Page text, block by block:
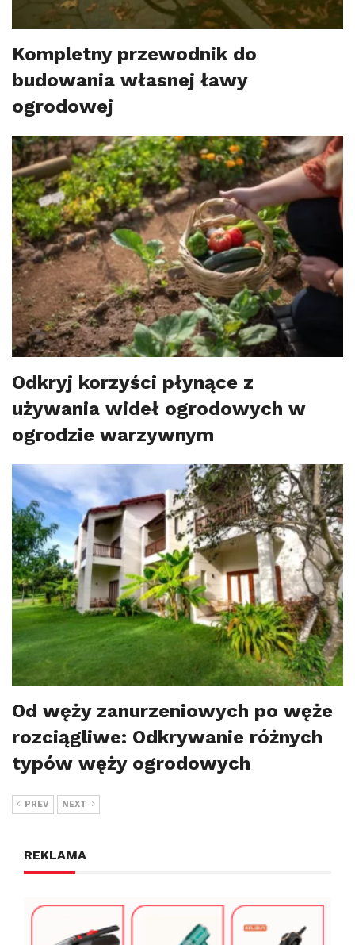
Kompletny przewodnik do
budowania własnej ławy
ogrodowej
Odkryj korzyści płynące z
używania wideł ogrodowych w
ogrodzie warzywnym
Od węży zanurzeniowych po węże
rozciągliwe: Odkrywanie różnych
typów węży ogrodowych
PREV NEXT
REKLAMA